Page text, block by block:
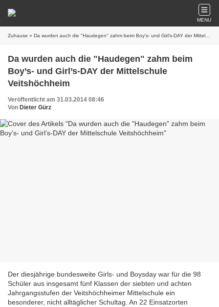
MENU
Zuhause » Da wurden auch die "Haudegen" zahm beim Boy’s- und Girl’s-DAY der Mittelschule Veitshöchheim
Da wurden auch die "Haudegen" zahm beim
Boy’s- und Girl’s-DAY der Mittelschule
Veitshöchheim
Veröffentlicht am 31.03.2014 08:46
Von Dieter Gürz
Der diesjährige bundesweite Girls- und Boysday war für die 98
Schüler aus insgesamt fünf Klassen der siebten und achten
Jahrgangsstufen der Veitshöchheimer Mittelschule ein
besonderer, nicht alltäglicher Schultag. An 22 Einsatzorten